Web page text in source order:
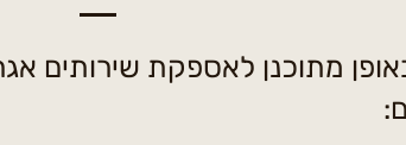
מתוכנן לאספקת שירותים